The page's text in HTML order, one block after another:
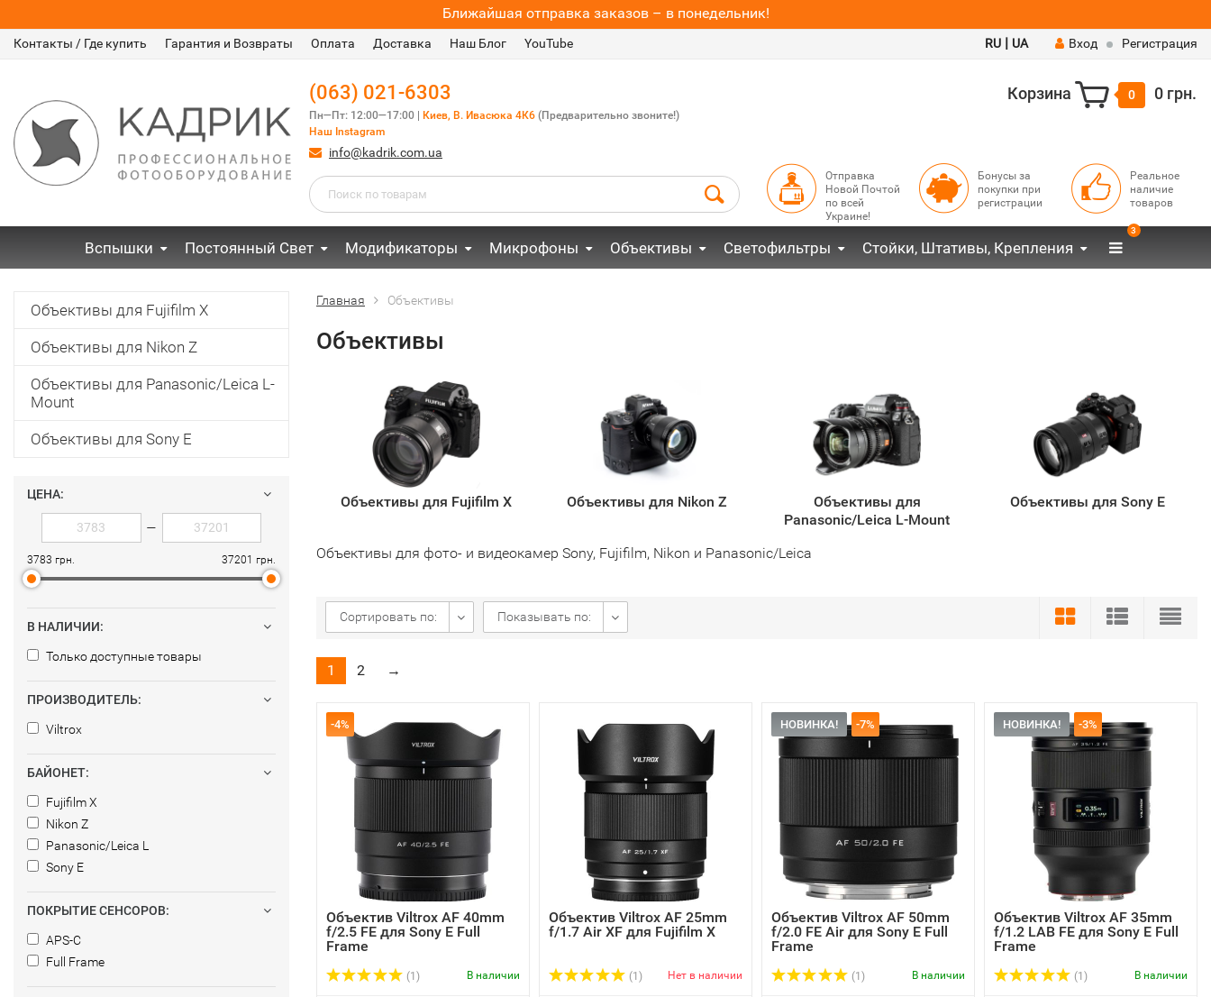
Ближайшая отправка заказов – в понедельник!
Контакты / Где купить Гарантия и Возвраты Оплата Доставка Наш Блог YouTube RU | UA Вход Регистрация
(063) 021-6303
Пн—Пт: 12:00—17:00 | Киев, В. Ивасюка 4К6 (Предварительно звоните!)
Наш Instagram
info@kadrik.com.ua
Корзина 0 0 грн.
Отправка
Новой Почтой
по всей
Украине!
Бонусы за
покупки при
регистрации
Реальное
наличие
товаров
Вспышки Постоянный Свет Модификаторы Микрофоны Объективы Светофильтры Стойки, Штативы, Крепления
3
Объективы для Fujifilm X
Объективы для Nikon Z
Объективы для Panasonic/Leica L-
Mount
Объективы для Sony E
ЦЕНА:
—
3783 грн. 37201 грн.
В НАЛИЧИИ:
Только доступные товары
ПРОИЗВОДИТЕЛЬ:
Viltrox
БАЙОНЕТ:
Fujifilm X
Nikon Z
Panasonic/Leica L
Sony E
ПОКРЫТИЕ СЕНСОРОВ:
APS-C
Full Frame
Главная Объективы
Объективы
Объективы для Fujifilm X Объективы для Nikon Z
Объективы для
Panasonic/Leica L-Mount
Объективы для Sony E
Объективы для фото- и видеокамер Sony, Fujifilm, Nikon и Panasonic/Leica
Сортировать по: Показывать по:
1 2 →
-4%
Объектив Viltrox AF 40mm
f/2.5 FE для Sony E Full
Frame
(1) В наличии
Объектив Viltrox AF 25mm
f/1.7 Air XF для Fujifilm X
(1) Нет в наличии
НОВИНКА! -7%
Объектив Viltrox AF 50mm
f/2.0 FE Air для Sony E Full
Frame
(1) В наличии
НОВИНКА! -3%
Объектив Viltrox AF 35mm
f/1.2 LAB FE для Sony E Full
Frame
(1) В наличии